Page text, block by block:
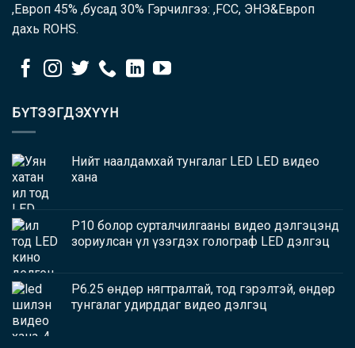
,Европ 45% ,бусад 30% Гэрчилгээ: ,FCC, ЭНЭ&Европ
дахь ROHS.
БҮТЭЭГДЭХҮҮН
Нийт наалдамхай тунгалаг LED LED видео
хана
P10 болор сурталчилгааны видео дэлгэцэнд
зориулсан үл үзэгдэх голограф LED дэлгэц
P6.25 өндөр нягтралтай, тод гэрэлтэй, өндөр
тунгалаг удирддаг видео дэлгэц